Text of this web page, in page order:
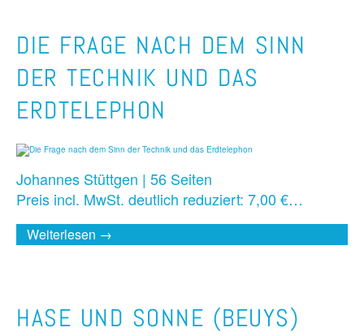
DIE FRAGE NACH DEM SINN
DER TECHNIK UND DAS
ERDTELEPHON
Johannes Stüttgen | 56 Seiten
Preis incl. MwSt. deutlich reduziert: 7,00 €…
Weiterlesen →
HASE UND SONNE (BEUYS)